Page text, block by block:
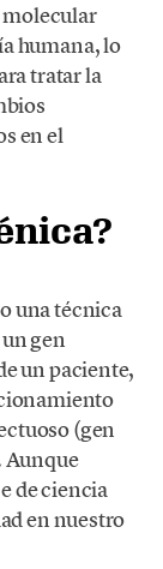
molecular
humana, lo
tratar la
en el
una técnica
gen
un paciente,
(gen
Aunque
de ciencia
en nuestro